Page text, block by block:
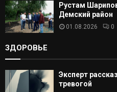
Рустам
Демский район
01.08.2026 0
ЗДОРОВЬЕ
Эксперт
тревогой